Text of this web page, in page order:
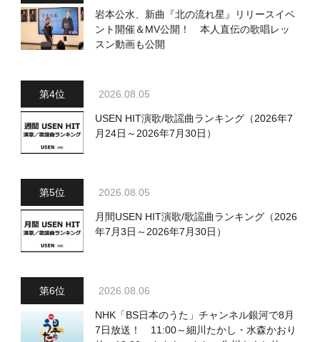
岩本公水、新曲『北の流れ星』リリースイベ
ント開催＆MV公開！ 本人直伝の歌唱レッ
スン動画も公開
2026.08.05
USEN HIT演歌/歌謡曲ランキング（2026年7
月24日～2026年7月30日）
2026.08.05
月間USEN HIT演歌/歌謡曲ランキング（2026
年7月3日～2026年7月30日）
2026.08.06
NHK「BS日本のうた」チャンネル銀河で8月
7日放送！ 11:00～細川たかし・水森かおり